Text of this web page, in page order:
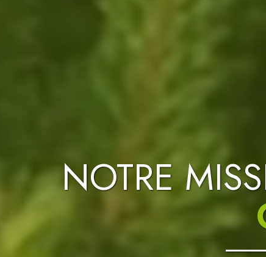
NOTRE